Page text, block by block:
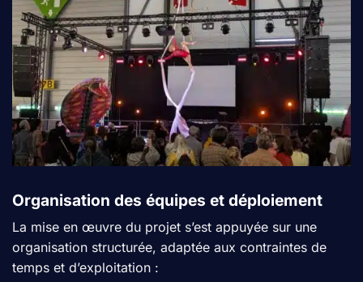
Organisation des équipes et déploiement
La mise en œuvre du projet s’est appuyée sur une
organisation structurée, adaptée aux contraintes de
temps et d’exploitation :